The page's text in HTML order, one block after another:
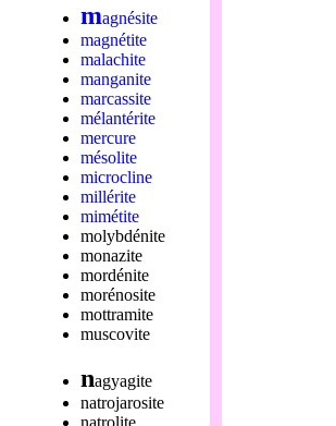
magnésite
magnétite
malachite
manganite
marcassite
mélantérite
mercure
mésolite
microcline
millérite
mimétite
molybdénite
monazite
mordénite
morénosite
mottramite
muscovite
nagyagite
natrojarosite
natrolite